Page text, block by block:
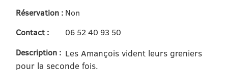
Réservation : Non
Contact :
06 52 40 93 50
Description : Les Amançois vident leurs greniers
pour la seconde fois.